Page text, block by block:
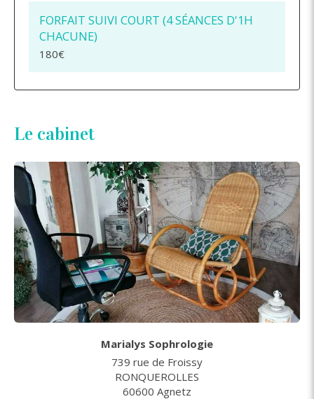
FORFAIT SUIVI COURT (4 SÉANCES D'1H
CHACUNE)
180€
Le cabinet
Marialys Sophrologie
739 rue de Froissy
RONQUEROLLES
60600 Agnetz